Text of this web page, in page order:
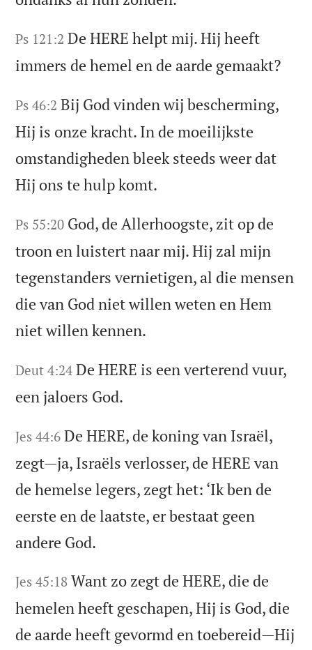
Ps 121:2 De HERE helpt mij. Hij heeft
immers de hemel en de aarde gemaakt?
Ps 46:2 Bij God vinden wij bescherming,
Hij is onze kracht. In de moeilijkste
omstandigheden bleek steeds weer dat
Hij ons te hulp komt.
Ps 55:20 God, de Allerhoogste, zit op de
troon en luistert naar mij. Hij zal mijn
tegenstanders vernietigen, al die mensen
die van God niet willen weten en Hem
niet willen kennen.
Deut 4:24 De HERE is een verterend vuur,
een jaloers God.
Jes 44:6 De HERE, de koning van Israël,
zegt—ja, Israëls verlosser, de HERE van
de hemelse legers, zegt het: ‘Ik ben de
eerste en de laatste, er bestaat geen
andere God.
Jes 45:18 Want zo zegt de HERE, die de
hemelen heeft geschapen, Hij is God, die
de aarde heeft gevormd en toebereid—Hij